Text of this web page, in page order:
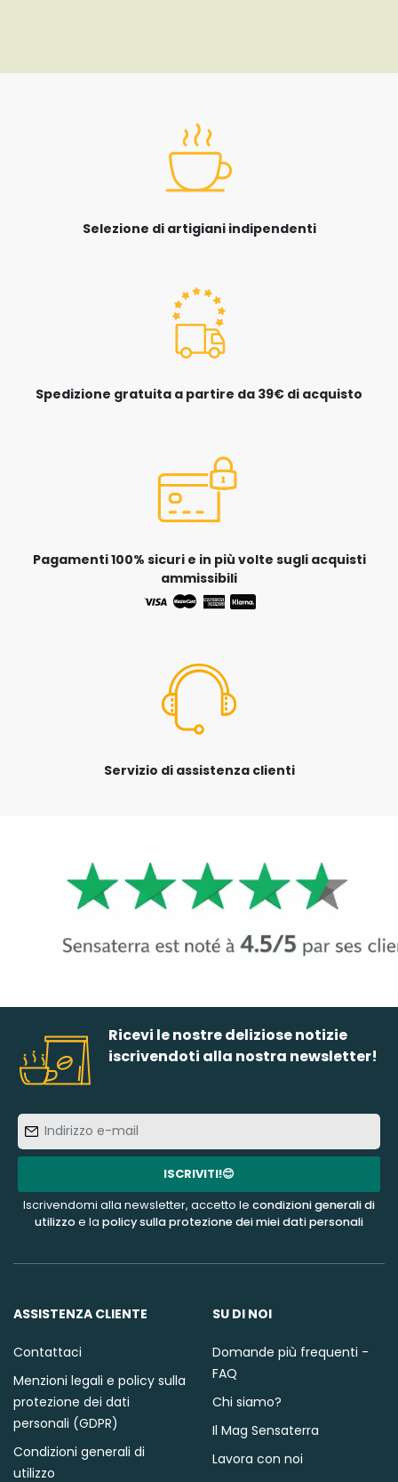
Selezione di artigiani indipendenti
Spedizione gratuita a partire da 39€ di acquisto
Pagamenti 100% sicuri e in più volte sugli acquisti
ammissibili
Servizio di assistenza clienti
Ricevi le nostre deliziose notizie
iscrivendoti alla nostra newsletter!
e-
mail
ISCRIVITI!😊
Iscrivendomi alla newsletter, accetto le condizioni generali di
utilizzoe la policy sulla protezione dei miei dati personali
ASSISTENZA CLIENTE
Contattaci
Menzioni legali e policy sulla
protezione dei dati
personali (GDPR)
Condizioni generali di
utilizzo
SU DI NOI
Domande più frequenti -
FAQ
Chi siamo?
Il Mag Sensaterra
Lavora con noi